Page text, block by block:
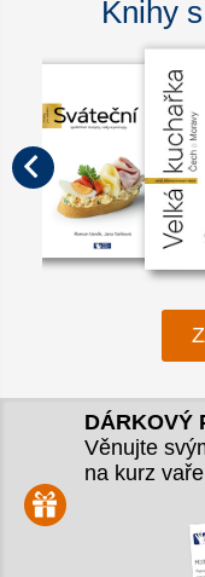
Knihy
DÁRKOVÝ
Věnujte
na kurz